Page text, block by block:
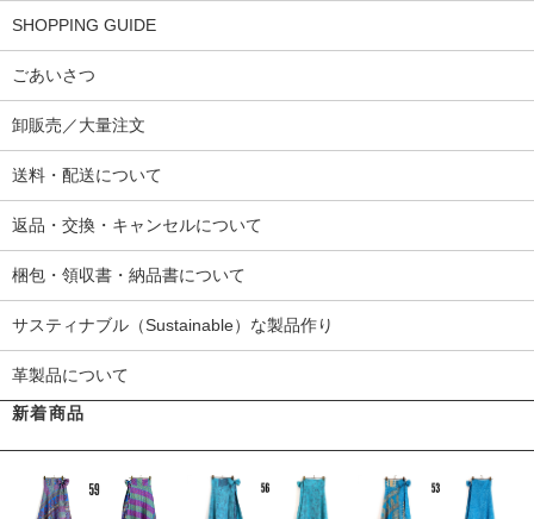
SHOPPING GUIDE
ごあいさつ
卸販売／大量注文
送料・配送について
返品・交換・キャンセルについて
梱包・領収書・納品書について
サスティナブル（Sustainable）な製品作り
革製品について
新着商品